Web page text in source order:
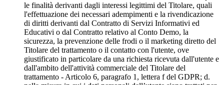
le finalità derivanti dagli interessi legittimi del Titolare, quali
l'effettuazione dei necessari adempimenti e la rivendicazione
di diritti derivanti dal Contratto di Servizi Informativi ed
Educativi o dal Contratto relativo al Conto Demo, la
sicurezza, la prevenzione delle frodi o il marketing diretto del
Titolare del trattamento o il contatto con l'utente, ove
giustificato in particolare da una richiesta ricevuta dall'utente e
dall'ambito dell'attività commerciale del Titolare del
trattamento - Articolo 6, paragrafo 1, lettera f del GDPR; d.